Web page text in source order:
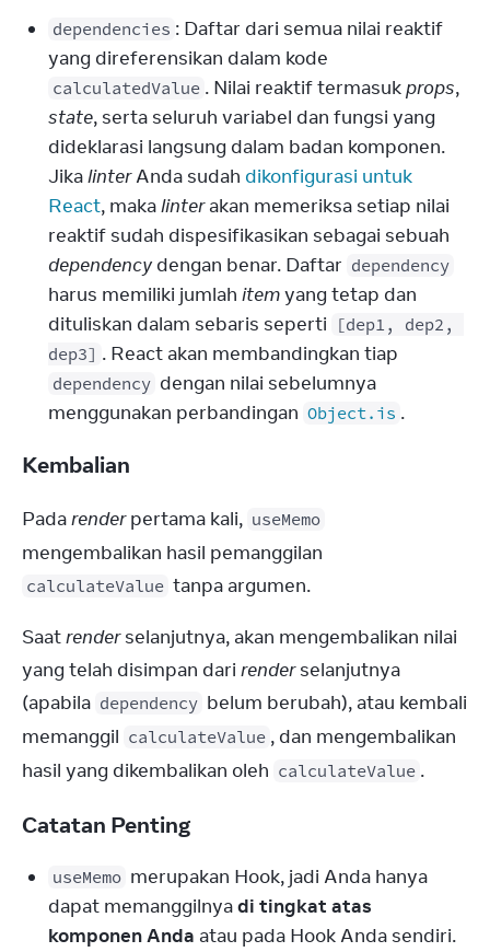
dependencies : Daftar dari semua nilai reaktif
calculatedValue . Nilai reaktif termasuk props
state, serta seluruh variabel dan fungsi yang
dideklarasi langsung dalam badan komponen.
Jika linter Anda sudah dikonfigurasi untuk
React, maka linter akan memeriksa setiap nilai
dependency dengan benar. Daftar dependency
harus memiliki jumlah item yang tetap dan
dituliskan dalam sebaris seperti
[dep1, dep2,
dep3]
dependency dengan nilai sebelumnya
menggunakan perbandingan Object.is .
Kembalian
Pada render pertama kali, useMemo
calculateValue tanpa argumen.
Saat render selanjutnya, akan mengembalikan nilai
yang telah disimpan dari render selanjutnya
(apabila dependency belum berubah), atau kembali
memanggil calculateValue , dan mengembalikan
hasil yang dikembalikan oleh calculateValue .
Catatan Penting
useMemo merupakan Hook, jadi Anda hanya
dapat memanggilnyadi tingkat atas
komponen Anda atau pada Hook Anda sendiri.